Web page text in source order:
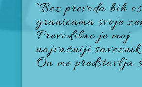
“Bez prevoda bih
granicama svoje
Prevodilac je moj
najvažniji
On me predstavlja